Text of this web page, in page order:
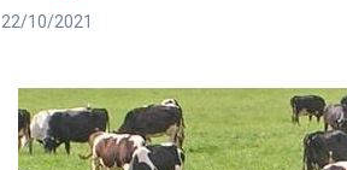
22/10/2021